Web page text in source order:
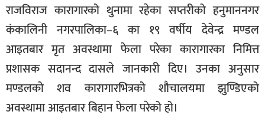
अर्थ
खेलकुद
मनोरञ्जन
फोटो
/
राजविराज कारागारको थुनामा रहेका सप्तरीको हनुमाननगर
कंकालिनी नगरपालिका–६ का १९ वर्षीय देवेन्द्र मण्डल
आइतबार मृत अवस्थामा फेला परेका कारागारका निमित्त
प्रशासक सदानन्द दासले जानकारी दिए। उनका अनुसार
मण्डलको शव कारागारभित्रको शौचालयमा झुण्डिएको
अवस्थामा आइतबार बिहान फेला परेको हो।